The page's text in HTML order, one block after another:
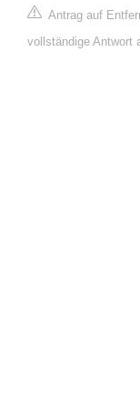
Antrag auf
vollständige Antwort